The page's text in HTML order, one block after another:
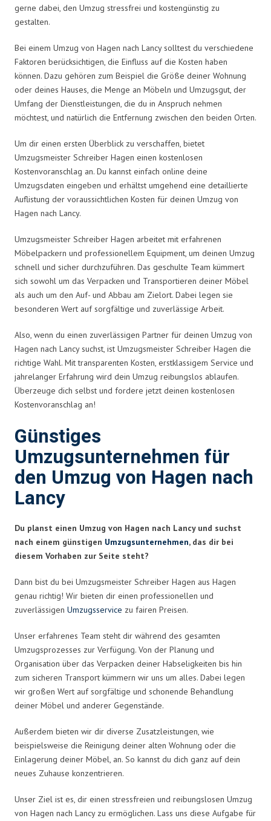
gerne dabei, den Umzug stressfrei und kostengünstig zu
gestalten.
Bei einem Umzug von Hagen nach Lancy solltest du verschiedene
Faktoren berücksichtigen, die Einfluss auf die Kosten haben
können. Dazu gehören zum Beispiel die Größe deiner Wohnung
oder deines Hauses, die Menge an Möbeln und Umzugsgut, der
Umfang der Dienstleistungen, die du in Anspruch nehmen
möchtest, und natürlich die Entfernung zwischen den beiden Orten.
Um dir einen ersten Überblick zu verschaffen, bietet
Umzugsmeister Schreiber Hagen einen kostenlosen
Kostenvoranschlag an. Du kannst einfach online deine
Umzugsdaten eingeben und erhältst umgehend eine detaillierte
Auflistung der voraussichtlichen Kosten für deinen Umzug von
Hagen nach Lancy.
Umzugsmeister Schreiber Hagen arbeitet mit erfahrenen
Möbelpackern und professionellem Equipment, um deinen Umzug
schnell und sicher durchzuführen. Das geschulte Team kümmert
sich sowohl um das Verpacken und Transportieren deiner Möbel
als auch um den Auf- und Abbau am Zielort. Dabei legen sie
besonderen Wert auf sorgfältige und zuverlässige Arbeit.
Also, wenn du einen zuverlässigen Partner für deinen Umzug von
Hagen nach Lancy suchst, ist Umzugsmeister Schreiber Hagen die
richtige Wahl. Mit transparenten Kosten, erstklassigem Service und
jahrelanger Erfahrung wird dein Umzug reibungslos ablaufen.
Überzeuge dich selbst und fordere jetzt deinen kostenlosen
Kostenvoranschlag an!
Günstiges
Umzugsunternehmen für
den Umzug von Hagen nach
Lancy
Du planst einen Umzug von Hagen nach Lancy und suchst
nach einem günstigen Umzugsunternehmen, das dir bei
diesem Vorhaben zur Seite steht?
Dann bist du bei Umzugsmeister Schreiber Hagen aus Hagen
genau richtig! Wir bieten dir einen professionellen und
zuverlässigen Umzugsservice zu fairen Preisen.
Unser erfahrenes Team steht dir während des gesamten
Umzugsprozesses zur Verfügung. Von der Planung und
Organisation über das Verpacken deiner Habseligkeiten bis hin
zum sicheren Transport kümmern wir uns um alles. Dabei legen
wir großen Wert auf sorgfältige und schonende Behandlung
deiner Möbel und anderer Gegenstände.
Außerdem bieten wir dir diverse Zusatzleistungen, wie
beispielsweise die Reinigung deiner alten Wohnung oder die
Einlagerung deiner Möbel, an. So kannst du dich ganz auf dein
neues Zuhause konzentrieren.
Unser Ziel ist es, dir einen stressfreien und reibungslosen Umzug
von Hagen nach Lancy zu ermöglichen. Lass uns diese Aufgabe für